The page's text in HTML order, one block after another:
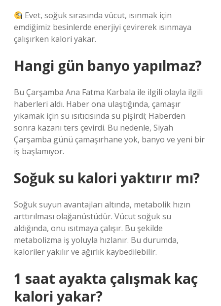
Evet, soğuk sırasında vücut, ısınmak için
emdiğimiz besinlerde enerjiyi çevirerek ısınmaya
çalışırken kalori yakar.
Hangi gün banyo yapılmaz?
Bu Çarşamba Ana Fatma Karbala ile ilgili olayla ilgili
haberleri aldı. Haber ona ulaştığında, çamaşır
yıkamak için su ısıtıcısında su pişirdi; Haberden
sonra kazanı ters çevirdi. Bu nedenle, Siyah
Çarşamba günü çamaşırhane yok, banyo ve yeni bir
iş başlamıyor.
Soğuk su kalori yaktırır mı?
Soğuk suyun avantajları altında, metabolik hızın
arttırılması olağanüstüdür. Vücut soğuk su
aldığında, onu ısıtmaya çalışır. Bu şekilde
metabolizma iş yoluyla hızlanır. Bu durumda,
kaloriler yakılır ve ağırlık kaybedilebilir.
1 saat ayakta çalışmak kaç
kalori yakar?